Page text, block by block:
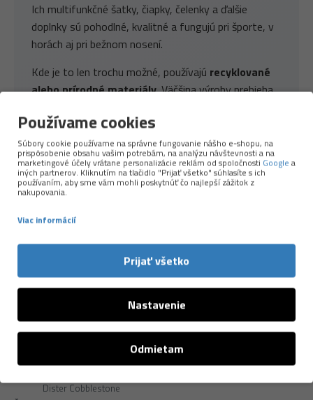
Ich multifunkčné šatky, čiapky, čelenky a ďalšie
doplnky sú pohodlné, kvalitné a fungujú pri športe, v
horách aj pri bežnom nosení.
Kde je to len trochu možné, používajú recyklované
alebo prírodné materiály. Väčšina výroby prebieha
umožňuje držať vysokú kvalitu a precíznu kontrolu
nad materiálmi aj spracovaním.
Viac o značke →
NAPOSLEDY PREZERANÉ
-16 %
Dister Cobblestone
Používame cookies
Súbory cookie používame na správne fungovanie nášho e-shopu, na
prispôsobenie obsahu vašim potrebám, na analýzu návštevnosti a na
marketingové účely vrátane personalizácie reklám od spoločnosti Google a
iných partnerov. Kliknutím na tlačidlo "Prijať všetko" súhlasíte s ich
používaním, aby sme vám mohli poskytnúť čo najlepší zážitok z
nakupovania.
Viac informácií
Prijať všetko
Nastavenie
Odmietam